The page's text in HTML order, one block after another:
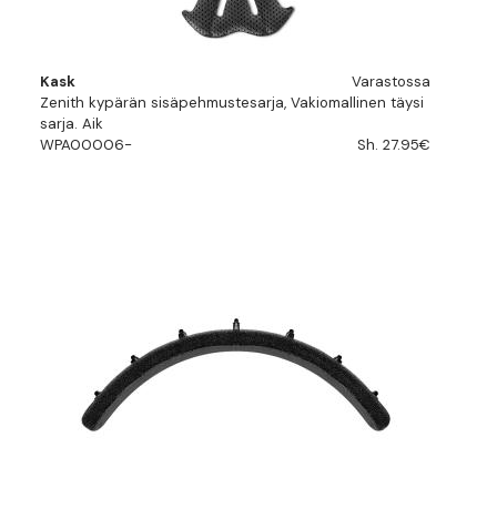
Kask
Varastossa
Zenith kypärän sisäpehmustesarja, Vakiomallinen täysi
sarja. Aik
WPA00006-
Sh. 27.95€